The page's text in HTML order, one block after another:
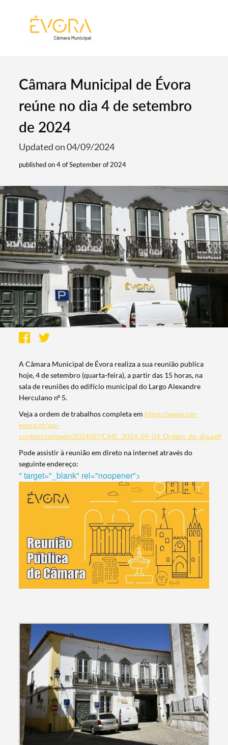
Search term
Câmara Municipal de Évora
reúne no dia 4 de setembro
de 2024
Updated on 04/09/2024
published on 4 of September of 2024
A Câmara Municipal de Évora realiza a sua reunião publica
hoje, 4 de setembro (quarta-feira), a partir das 15 horas, na
sala de reuniões do edifício municipal do Largo Alexandre
Herculano nº 5.
Veja a ordem de trabalhos completa em https://www.cm-
evora.pt/wp-
content/uploads/2024/07/CME_2024_09_04_Ordem_do_dia.pdf
Pode assistir à reunião em direto na internet através do
seguinte endereço:
" target="_blank" rel="noopener">